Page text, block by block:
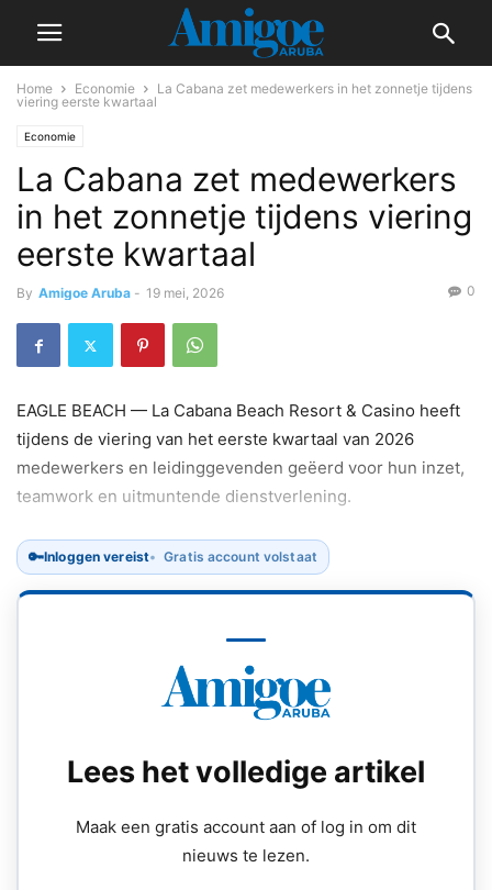
Home Economie
La Cabana zet medewerkers in het zonnetje tijdens
viering eerste kwartaal
Economie
La Cabana zet medewerkers
in het zonnetje tijdens viering
eerste kwartaal
By Amigoe Aruba - 19 mei, 2026 0
EAGLE BEACH — La Cabana Beach Resort & Casino heeft
tijdens de viering van het eerste kwartaal van 2026
medewerkers en leidinggevenden geëerd voor hun inzet,
teamwork en uitmuntende dienstverlening.
🔑Inloggen vereist Gratis account volstaat
Lees het volledige artikel
Maak een gratis account aan of log in om dit
nieuws te lezen.